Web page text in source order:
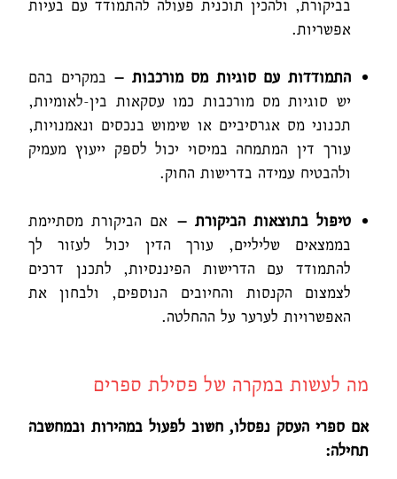
בביקורת, ולהכין תוכנית פעולה להתמודד עם בעיות
אפשריות.
התמודדות עם סוגיות מס מורכבות – במקרים בהם
יש סוגיות מס מורכבות כמו עסקאות בין-לאומיות,
תכנוני מס אגרסיביים או שימוש בנכסים ונאמנויות,
עורך דין המתמחה במיסוי יכול לספק ייעוץ מעמיק
ולהבטיח עמידה בדרישות החוק.
טיפול בתוצאות הביקורת – אם הביקורת מסתיימת
בממצאים שליליים, עורך הדין יכול לעזור לך
להתמודד עם הדרישות הפיננסיות, לתכנן דרכים
לצמצום הקנסות והחיובים הנוספים, ולבחון את
האפשרויות לערער על ההחלטה.
מה לעשות במקרה של פסילת ספרים
אם ספרי העסק נפסלו, חשוב לפעול במהירות ובמחשבה
תחילה: